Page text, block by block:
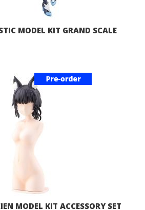
MODEL KIT GRAND SCALE
MODEL KIT ACCESSORY SET